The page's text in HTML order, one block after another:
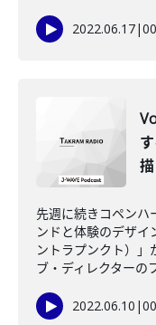
2022.06.17|
先週に続きコペンハ
ンドと体験のデザ
ントラプンクト）」
ブ・ディレクターの
2022.06.10 |